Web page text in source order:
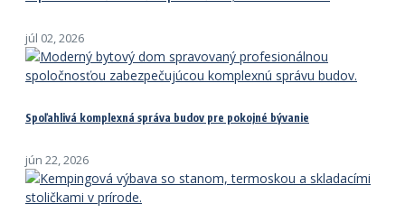
júl 02, 2026
Spoľahlivá komplexná správa budov pre pokojné bývanie
jún 22, 2026